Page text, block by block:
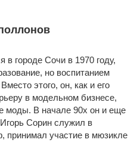
городе Сочи в 1970 году,
но воспитанием
этого, он, как и его
в модельном бизнесе,
моды. В начале 90х он и еще
Сорин служил в
принимал участие в мюзикле